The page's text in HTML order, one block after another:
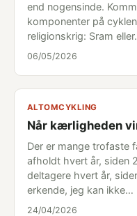
end nogensinde.
komponenter på
religionskrig: Sram
06/05/2026
ALTOMCYKLING
Når kærligheden
Der er mange trofaste
afholdt hvert år, siden
deltagere hvert år,
erkende, jeg kan ikke…
24/04/2026